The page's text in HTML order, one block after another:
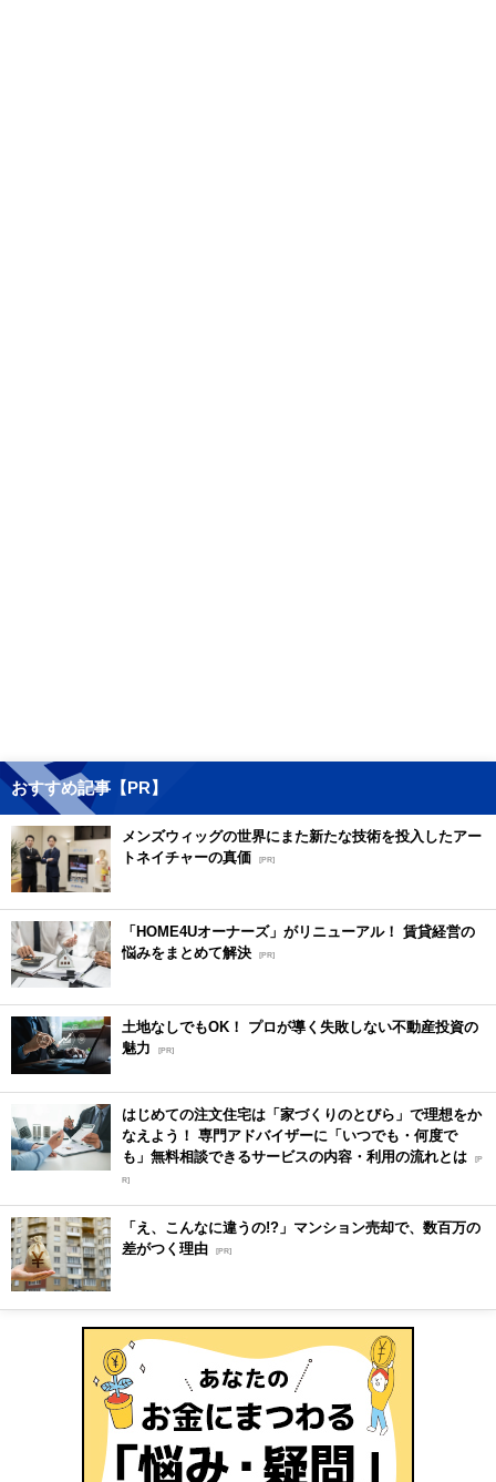
おすすめ記事【PR】
メンズウィッグの世界にまた新たな技術を投入したアー
トネイチャーの真価 [PR]
「HOME4Uオーナーズ」がリニューアル！ 賃貸経営の
悩みをまとめて解決 [PR]
土地なしでもOK！ プロが導く失敗しない不動産投資の
魅力
[PR]
はじめての注文住宅は「家づくりのとびら」で理想をか
なえよう！ 専門アドバイザーに「いつでも・何度で
も」無料相談できるサービスの内容・利用の流れとは [P
R]
「え、こんなに違うの!?」マンション売却で、数百万の
差がつく理由 [PR]